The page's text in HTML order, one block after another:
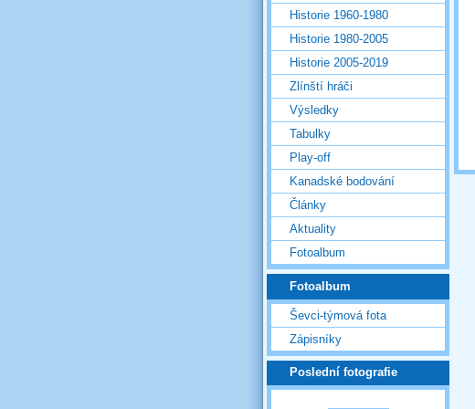
Historie 1960-1980
Historie 1980-2005
Historie 2005-2019
Zlínští hráči
Výsledky
Tabulky
Play-off
Kanadské bodování
Články
Aktuality
Fotoalbum
Fotoalbum
Ševci-týmová fota
Zápisníky
Poslední fotografie